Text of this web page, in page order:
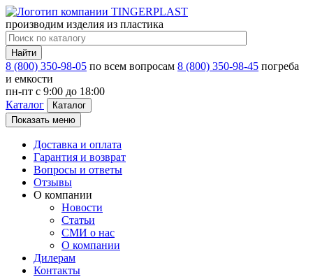
производим изделия из пластика
Найти
8 (800) 350-98-05 по всем вопросам 8 (800) 350-98-45 погреба
и емкости
пн-пт c 9:00 до 18:00
Каталог
Каталог
Показать меню
Доставка и оплата
Гарантия и возврат
Вопросы и ответы
Отзывы
О компании
Новости
Статьи
СМИ о нас
О компании
Дилерам
Контакты